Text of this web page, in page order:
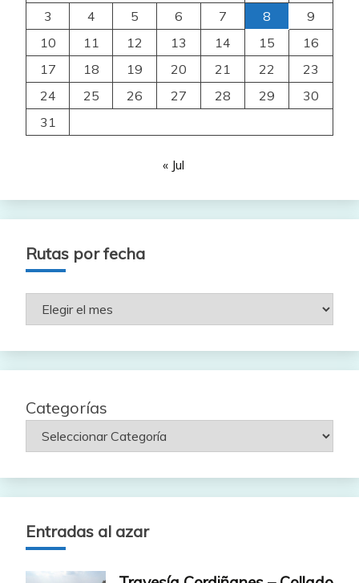
3
4 5 6 7 8
9
10
11 12 13 14 15
16
17
18 19 20 21 22
23
24
25 26 27 28 29
30
31
« Jul
Rutas por fecha
Rutas
Categorías
Entradas al azar